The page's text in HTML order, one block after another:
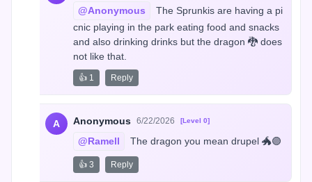
@Anonymous
The Sprunkis are having a pi
cnic playing in the park eating food and snacks
and also drinking drinks but the dragon 🐉 does
not like that.
👍 1 Reply
A Anonymous 6/22/2026 [Level 0]
@Ramell The dragon you mean drupel 🐲🟣
👍 3 Reply